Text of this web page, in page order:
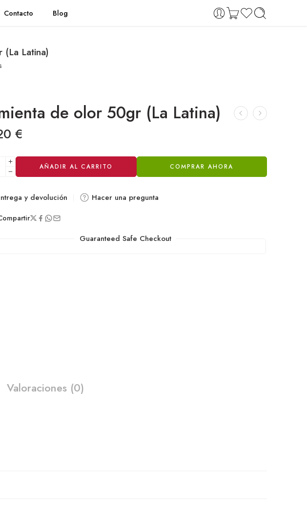
Contacto Blog
Latina)
de olor 50gr (La Latina)
€
AÑADIR AL CARRITO COMPRAR AHORA
y devolución Hacer una pregunta
Guaranteed Safe Checkout
Valoraciones (0)